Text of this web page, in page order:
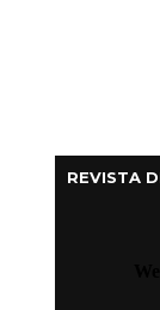
REVISTA